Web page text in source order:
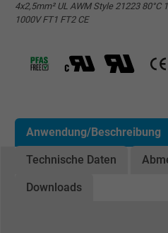
4x2,5mm² UL AWM Style 21223 80°C
1000V FT1 FT2 CE
Anwendung/Beschreibung
Technische Daten
Downloads